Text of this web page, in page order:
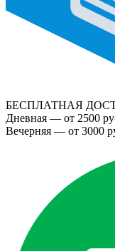
БЕСПЛАТНАЯ
Дневная — от 2500
Вечерняя — от 3000